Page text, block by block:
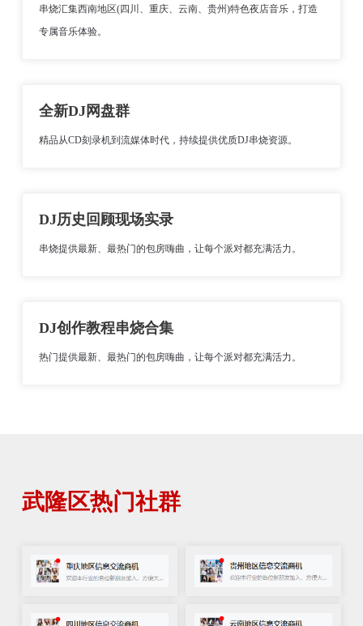
串烧汇集西南地区(四川、重庆、云南、贵州)特色夜店音乐，打造
专属音乐体验。
全新DJ网盘群
精品从CD刻录机到流媒体时代，持续提供优质DJ串烧资源。
DJ历史回顾现场实录
串烧提供最新、最热门的包房嗨曲，让每个派对都充满活力。
DJ创作教程串烧合集
热门提供最新、最热门的包房嗨曲，让每个派对都充满活力。
武隆区热门社群